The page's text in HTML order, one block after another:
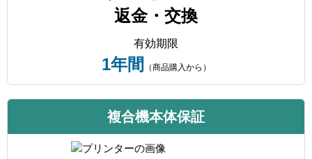
返金・交換
有効期限
1年間 （商品購入から）
複合機本体保証